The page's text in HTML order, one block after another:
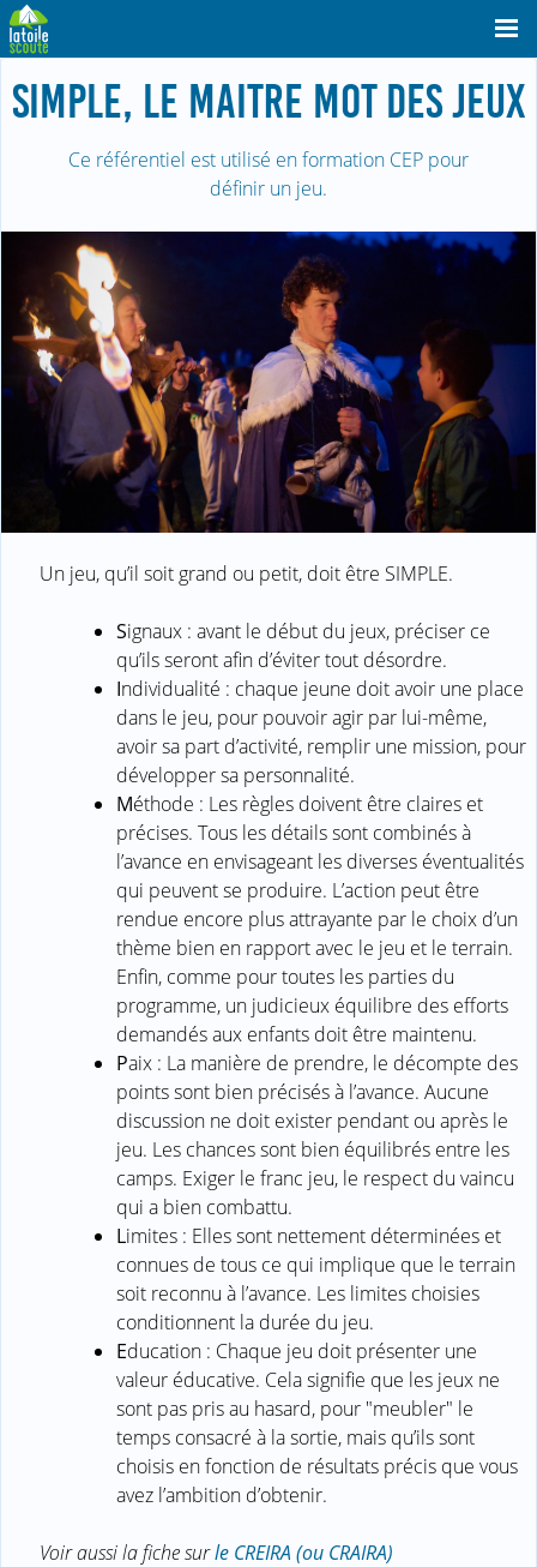
SIMPLE, LE MAITRE MOT DES JEUX
Ce référentiel est utilisé en formation CEP pour
définir un jeu.
Un jeu, qu’il soit grand ou petit, doit être SIMPLE.
Signaux : avant le début du jeux, préciser ce
qu’ils seront afin d’éviter tout désordre.
Individualité : chaque jeune doit avoir une place
dans le jeu, pour pouvoir agir par lui-même,
avoir sa part d’activité, remplir une mission, pour
développer sa personnalité.
Méthode : Les règles doivent être claires et
précises. Tous les détails sont combinés à
l’avance en envisageant les diverses éventualités
qui peuvent se produire. L’action peut être
rendue encore plus attrayante par le choix d’un
thème bien en rapport avec le jeu et le terrain.
Enfin, comme pour toutes les parties du
programme, un judicieux équilibre des efforts
demandés aux enfants doit être maintenu.
Paix : La manière de prendre, le décompte des
points sont bien précisés à l’avance. Aucune
discussion ne doit exister pendant ou après le
jeu. Les chances sont bien équilibrés entre les
camps. Exiger le franc jeu, le respect du vaincu
qui a bien combattu.
Limites : Elles sont nettement déterminées et
connues de tous ce qui implique que le terrain
soit reconnu à l’avance. Les limites choisies
conditionnent la durée du jeu.
Education : Chaque jeu doit présenter une
valeur éducative. Cela signifie que les jeux ne
sont pas pris au hasard, pour "meubler" le
temps consacré à la sortie, mais qu’ils sont
choisis en fonction de résultats précis que vous
avez l’ambition d’obtenir.
Voir aussi la fiche surle CREIRA (ou CRAIRA)